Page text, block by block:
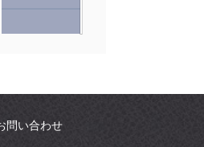
問い合わせ